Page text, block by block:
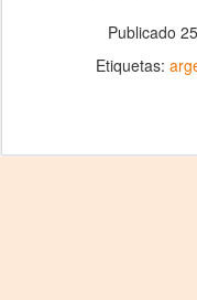
Publicado
Etiquetas: